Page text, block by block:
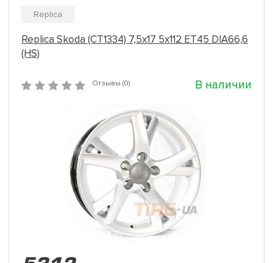
Replica
Replica Skoda (CT1334) 7,5x17 5x112 ET45 DIA66,6
(HS)
Отзывы (0) В наличии